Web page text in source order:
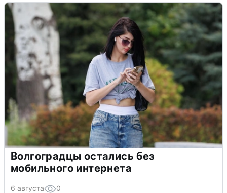
Волгоградцы остались без
мобильного интернета
6 августа 0